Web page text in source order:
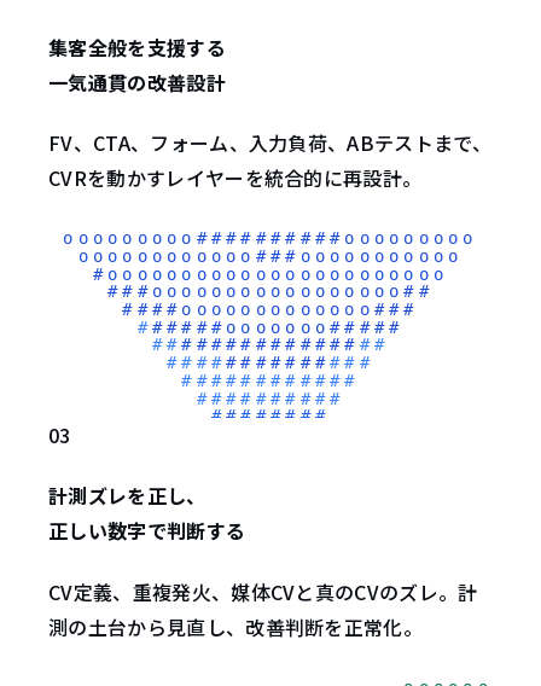
集客全般を支援する
一気通貫の改善設計
FV、CTA、フォーム、入力負荷、ABテストまで、
CVRを動かすレイヤーを統合的に再設計。
03
計測ズレを正し、
正しい数字で判断する
CV定義、重複発火、媒体CVと真のCVのズレ。計
測の土台から見直し、改善判断を正常化。